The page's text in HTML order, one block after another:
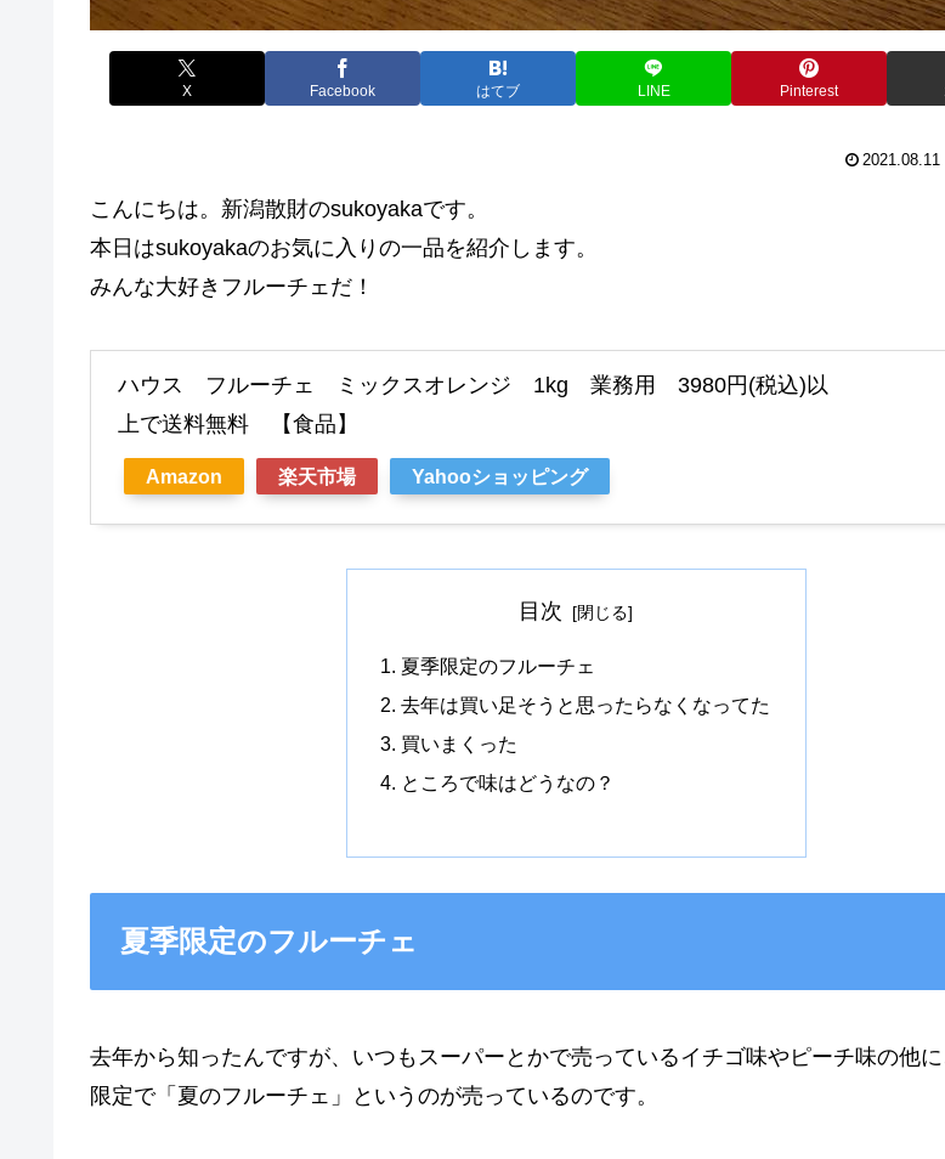
X Facebook はてブ LINE Pinterest
2021.08.11
こんにちは。新潟散財のsukoyakaです。
本日はsukoyakaのお気に入りの一品を紹介します。
みんな大好きフルーチェだ！
ハウス フルーチェ ミックスオレンジ 1kg 業務用 3980円(税込)以
上で送料無料 【食品】
Amazon 楽天市場 Yahooショッピング
目次
夏季限定のフルーチェ
去年は買い足そうと思ったらなくなってた
買いまくった
ところで味はどうなの？
夏季限定のフルーチェ
去年から知ったんですが、いつもスーパーとかで売っているイチゴ味やピーチ味の他
限定で「夏のフルーチェ」というのが売っているのです。